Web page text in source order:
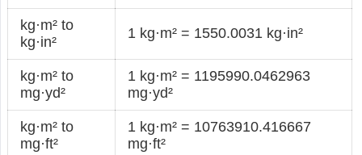
kg·m² to
kg·in²
1 kg·m² = 1550.0031 kg·in²
kg·m² to
mg·yd²
1 kg·m² = 1195990.0462963
mg·yd²
kg·m² to
mg·ft²
1 kg·m² = 10763910.416667
mg·ft²